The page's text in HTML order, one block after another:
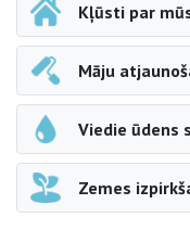
Kļūsti par
Māju
Viedie ūdens
Zemes